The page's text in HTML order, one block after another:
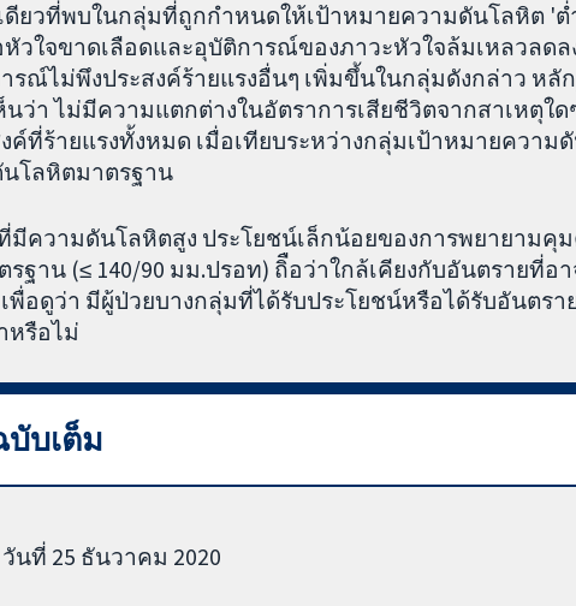
ดียวที่พบในกลุ่มที่ถูกกำหนดให้เป้าหมายความดันโลหิต 'ต่
วใจขาดเลือดและอุบัติการณ์ของภาวะหัวใจล้มเหลวลดล
รณ์ไม่พึงประสงค์ร้ายแรงอื่นๆ เพิ่มขึ้นในกลุ่มดังกล่าว หลั
ว่า ไม่มีความแตกต่างในอัตราการเสียชีวิตจากสาเหตุใด
ที่ร้ายแรงทั้งหมด เมื่อเทียบระหว่างกลุ่มเป้าหมายความ
โลหิตมาตรฐาน
มีความดันโลหิตสูง ประโยชน์เล็กน้อยของการพยายามคุ
ฐาน (≤ 140/90 มม.ปรอท) ถิือว่าใกล้เคียงกับอันตรายที่อ
พื่อดูว่า มีผู้ป่วยบางกลุ่มที่ได้รับประโยชน์หรือได้รับอันตรา
หรือไม่
บเต็ม
นที่ 25 ธันวาคม 2020